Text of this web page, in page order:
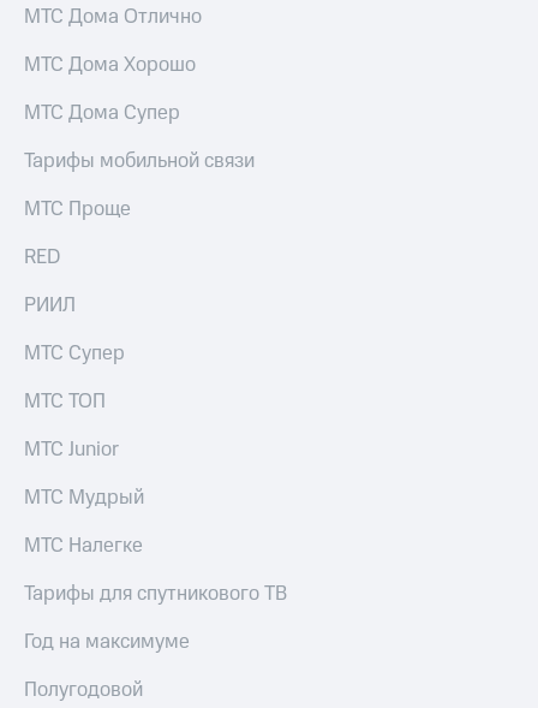
и акционерам
Корпоративное
управление
Корпоративный
Раскрытие
Информация
акционеров
Личный
кабинет
акционера
Акционерный
капитал
Контроль
и
Рынок
Программа
Порядок
МТС Дома Отлично
МТС Дома Хорошо
МТС Дома Супер
Тарифы мобильной связи
МТС Проще
RED
РИИЛ
МТС Супер
МТС ТОП
МТС Junior
МТС Мудрый
МТС Налегке
Тарифы для спутникового ТВ
Год на максимуме
Полугодовой